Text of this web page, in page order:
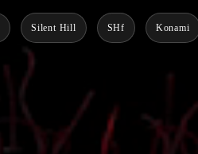
Silent Hill SHf Konami